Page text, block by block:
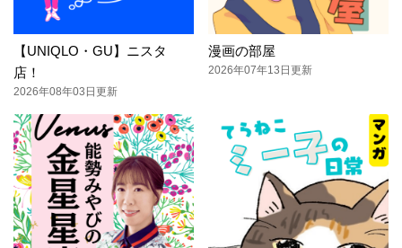
【UNIQLO・GU】ニスタ
店！
2026年08年03日更新
漫画の部屋
2026年07年13日更新